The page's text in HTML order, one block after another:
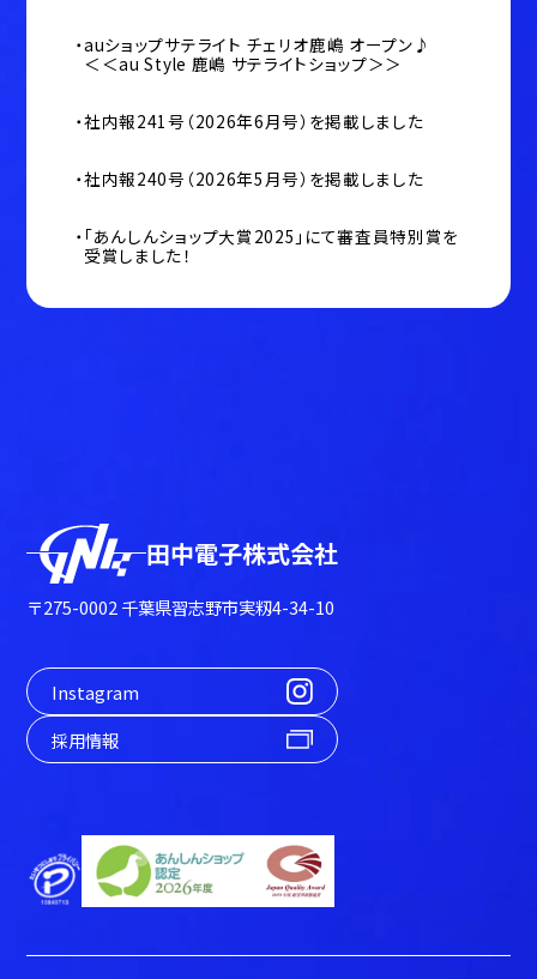
auショップサテライト チェリオ鹿嶋 オープン♪
＜＜au Style 鹿嶋 サテライトショップ＞＞
社内報241号（2026年6月号）を掲載しました
社内報240号（2026年5月号）を掲載しました
「あんしんショップ大賞2025」にて審査員特別賞を
受賞しました！
田中電子株式会社
〒275-0002 千葉県習志野市実籾4-34-10
Instagram
採用情報